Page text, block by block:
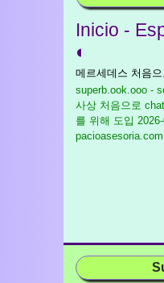
Inicio -
◐
메르세데스 처음
superb.ook.ooo -
사상 처음으로
를 위해 도입
pacioasesoria.com